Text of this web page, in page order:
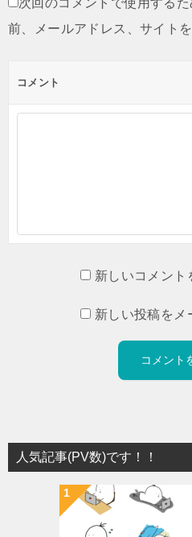
次回のコメントで使用する
前、メールアドレス、サイトを
コメント
新しいコメント
新しい投稿をメ
人気記事(PV数)です！！